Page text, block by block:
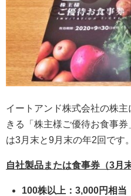
イートアンド株式会社の株
きる「株主様ご優待お食事
は3月末と9月末の年2回です
自社製品または食事券（3月
100株以上：3,000円相当